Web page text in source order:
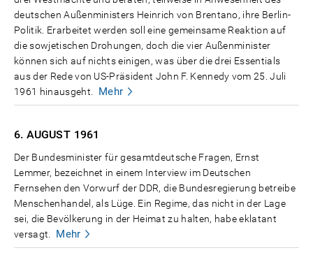
deutschen Außenministers Heinrich von Brentano, ihre Berlin-
Politik. Erarbeitet werden soll eine gemeinsame Reaktion auf
die sowjetischen Drohungen, doch die vier Außenminister
können sich auf nichts einigen, was über die drei Essentials
aus der Rede von US-Präsident John F. Kennedy vom 25. Juli
1961 hinausgeht.
Mehr
6. AUGUST 1961
Der Bundesminister für gesamtdeutsche Fragen, Ernst
Lemmer, bezeichnet in einem Interview im Deutschen
Fernsehen den Vorwurf der DDR, die Bundesregierung betreibe
Menschenhandel, als Lüge. Ein Regime, das nicht in der Lage
sei, die Bevölkerung in der Heimat zu halten, habe eklatant
versagt.
Mehr